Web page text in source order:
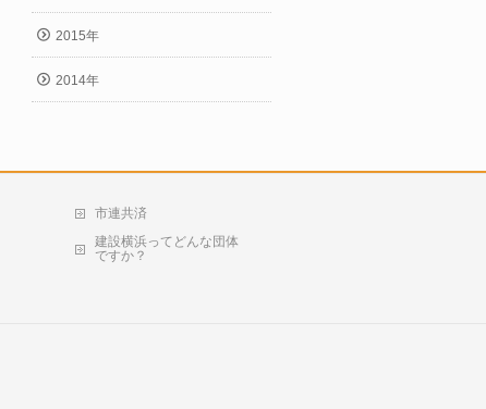
2015年
2014年
市連共済
建設横浜ってどんな団体
ですか？